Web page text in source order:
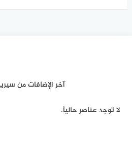
آخر الإضافات من
لا توجد عناصر حالياً.